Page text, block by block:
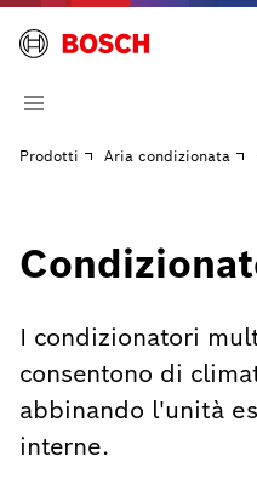
Prodotti Aria condizionata
I condizionatori
consentono di
abbinando l'unità
interne.